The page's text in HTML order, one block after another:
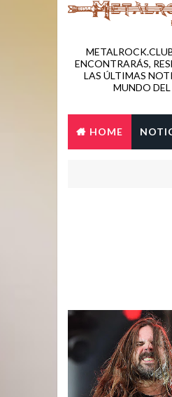
ENCONTRARÁS,
LAS ÚLTIMAS
MUNDO
HOME